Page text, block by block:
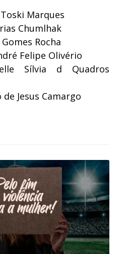
Marques
Chumlhak
Rocha
Felipe Olivério
Sílvia d Quadros
de Jesus Camargo